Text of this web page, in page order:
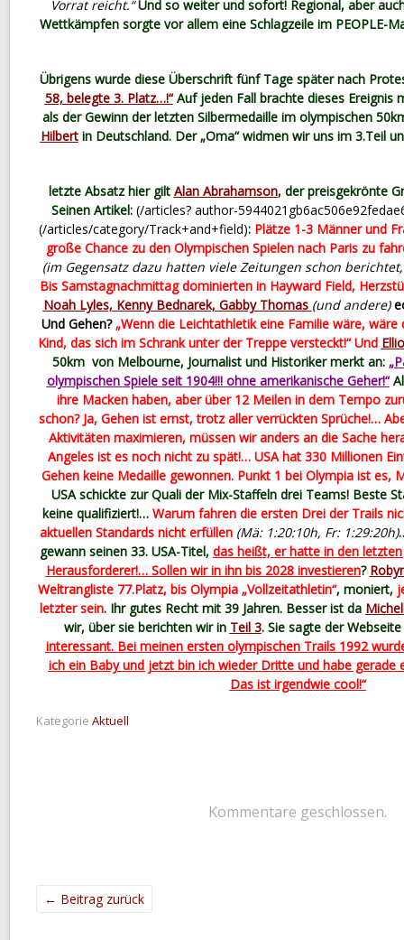
Vorrat reicht.“Und so weiter und sofort! Regional, aber
Wettkämpfen sorgte vor allem eine Schlagzeile im PEOPLE-
Übrigens wurde diese Überschrift fünf Tage später nach
58, belegte 3. Platz…!“Auf jeden Fall brachte dieses Ereignis
als der Gewinn der letzten Silbermedaille im olympischen
Hilbertin Deutschland. Der „Oma“ widmen wir uns im 3.Teil
letzte Absatz hier gilt Alan Abrahamson, der preisgekrönte
Seinen Artikel:(/articles? author-
(/articles/category/Track+and+field): Plätze 1-3 Männer und
große Chance zu den Olympischen Spielen nach Paris zu
(im Gegensatz dazu hatten viele Zeitungen schon
Bis Samstagnachmittag dominierten in Hayward Field,
Noah Lyles, Kenny Bednarek, Gabby Thomas (und andere)
Und Gehen? „Wenn die Leichtathletik eine Familie wäre, wäre
Kind, das sich im Schrank unter der Treppe versteckt!“ Und
50km von Melbourne, Journalist und Historiker merkt an:
olympischen Spiele seit 1904!!! ohne amerikanische Geher!“
ihre Macken haben, aber über 12 Meilen in dem Tempo
schon? Ja, Gehen ist ernst, trotz aller verrückten Sprüche!…
Aktivitäten maximieren, müssen wir anders an die Sache
Angeles ist es noch nicht zu spät!… USA hat 330 Millionen
Gehen keine Medaille gewonnen. Punkt 1 bei Olympia ist es,
USA schickte zur Quali der Mix-Staffeln drei Teams! Beste
keine qualifiziert!… Warum fahren die ersten Drei der Trails
aktuellen Standards nicht erfüllen (Mä: 1:20:10h, Fr: 1:29:20h)
gewann seinen 33. USA-Titel, das heißt, er hatte in den
Herausforderer!… Sollen wir in ihn bis 2028 investieren?
Weltrangliste 77.Platz, bis Olympia „Vollzeitathletin“, moniert,
letzter sein. Ihr gutes Recht mit 39 Jahren. Besser ist da
wir, über sie berichten wir in Teil 3. Sie sagte der Webseite
interessant. Bei meinen ersten olympischen Trails 1992
ich ein Baby und jetzt bin ich wieder Dritte und habe gerade
Das ist irgendwie cool!“
Kategorie Aktuell
Kommentare geschlossen.
← Beitrag zurück